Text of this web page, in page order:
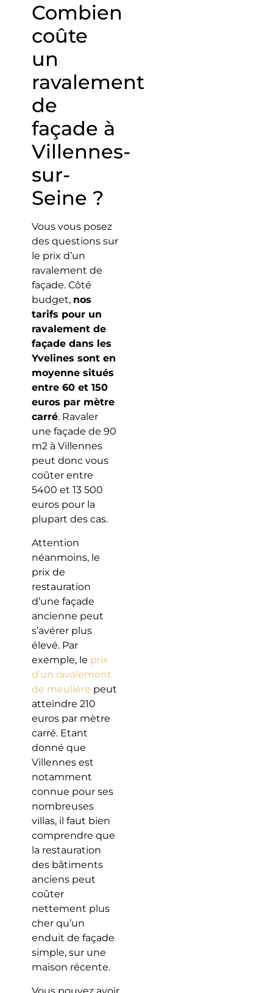
Combien
coûte
un
ravalement
de
façade à
Villennes-
sur-
Seine ?
Vous vous posez
des questions sur
le prix d’un
ravalement de
façade. Côté
budget, nos
tarifs pour un
ravalement de
façade dans les
Yvelines sont en
moyenne situés
entre 60 et 150
euros par mètre
carré. Ravaler
une façade de 90
m2 à Villennes
peut donc vous
coûter entre
5400 et 13 500
euros pour la
plupart des cas.
Attention
néanmoins, le
prix de
restauration
d’une façade
ancienne peut
s’avérer plus
élevé. Par
exemple, le prix
d’un ravalement
de meulière peut
atteindre 210
euros par mètre
carré. Etant
donné que
Villennes est
notamment
connue pour ses
nombreuses
villas, il faut bien
comprendre que
la restauration
des bâtiments
anciens peut
coûter
nettement plus
cher qu’un
enduit de façade
simple, sur une
maison récente.